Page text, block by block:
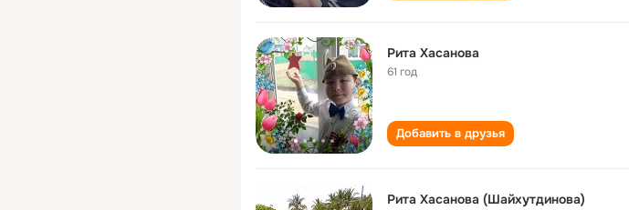
Рита Хасанова
61 год
Добавить в друзья
Рита Хасанова (Шайхутдинова)